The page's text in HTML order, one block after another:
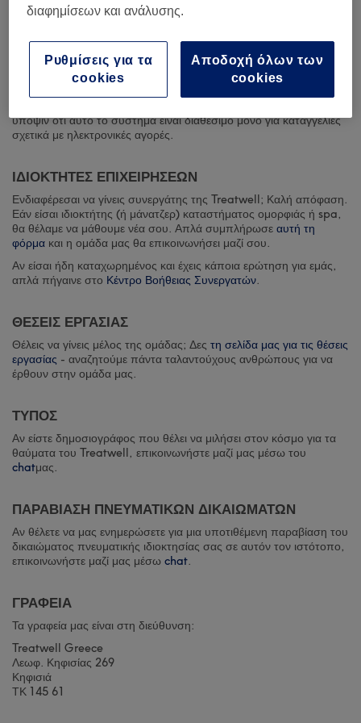
Εάν έχεις κάποιο παράπονο σχετικά με μια υπηρεσία που έχεις
τη διαφορά αυτή επικοινωνώντας με την ομάδα εξυπηρέτησης
πελατών μας ή απευθείας με τον συνεργάτη, μπορείς να
υποβάλεις αίτημα μέσω της πλατφόρμας ηλεκτρονικής επίλυσης
υπόψιν ότι αυτό το σύστημα είναι διαθέσιμο μόνο για καταγγελίες
σχετικά με ηλεκτρονικές αγορές.
ΙΔΙΟΚΤΗΤΕΣ ΕΠΙΧΕΙΡΗΣΕΩΝ
Ενδιαφέρεσαι να γίνεις συνεργάτης της Treatwell; Καλή απόφαση.
Εάν είσαι ιδιοκτήτης (ή μάνατζερ) καταστήματος ομορφιάς ή spa,
θα θέλαμε να μάθουμε νέα σου. Απλά συμπλήρωσε αυτή τη
φόρμα και η ομάδα μας θα επικοινωνήσει μαζί σου.
Αν είσαι ήδη καταχωρημένος και έχεις κάποια ερώτηση για εμάς,
απλά πήγαινε στο Κέντρο Βοήθειας Συνεργατών.
ΘΕΣΕΙΣ ΕΡΓΑΣΙΑΣ
Θέλεις να γίνεις μέλος της ομάδας; Δες τη σελίδα μας για τις θέσεις
εργασίας - αναζητούμε πάντα ταλαντούχους ανθρώπους για να
έρθουν στην ομάδα μας.
ΤΥΠΟΣ
Αν είστε δημοσιογράφος που θέλει να μιλήσει στον κόσμο για τα
θαύματα του Treatwell, επικοινωνήστε μαζί μας μέσω του
chatμας.
ΠΑΡΑΒΙΑΣΗ ΠΝΕΥΜΑΤΙΚΩΝ ΔΙΚΑΙΩΜΑΤΩΝ
Αν θέλετε να μας ενημερώσετε για μια υποτιθέμενη παραβίαση του
δικαιώματος πνευματικής ιδιοκτησίας σας σε αυτόν τον ιστότοπο,
επικοινωνήστε μαζί μας μέσω chat.
ΓΡΑΦΕΙΑ
Τα γραφεία μας είναι στη διεύθυνση:
Treatwell Greece
Λεωφ. Κηφισίας 269
Κηφισιά
ΤΚ 145 61
διαφημίσεων και ανάλυσης.
Αποδοχή όλων των
cookies
Ρυθμίσεις για τα
cookies